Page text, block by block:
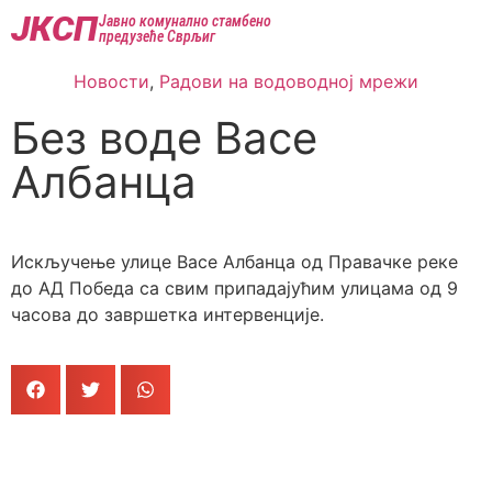
ЈКСПЈавно комунално стамбено
предузеће Сврљиг
Новости, Радови на водоводној мрежи
Без воде Васе
Албанца
Искључење улице Васе Албанца од Правачке реке
до АД Победа са свим припадајућим улицама од 9
часова до завршетка интервенције.